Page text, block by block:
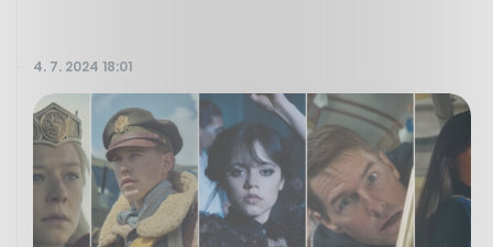
4. 7. 2024 18:01